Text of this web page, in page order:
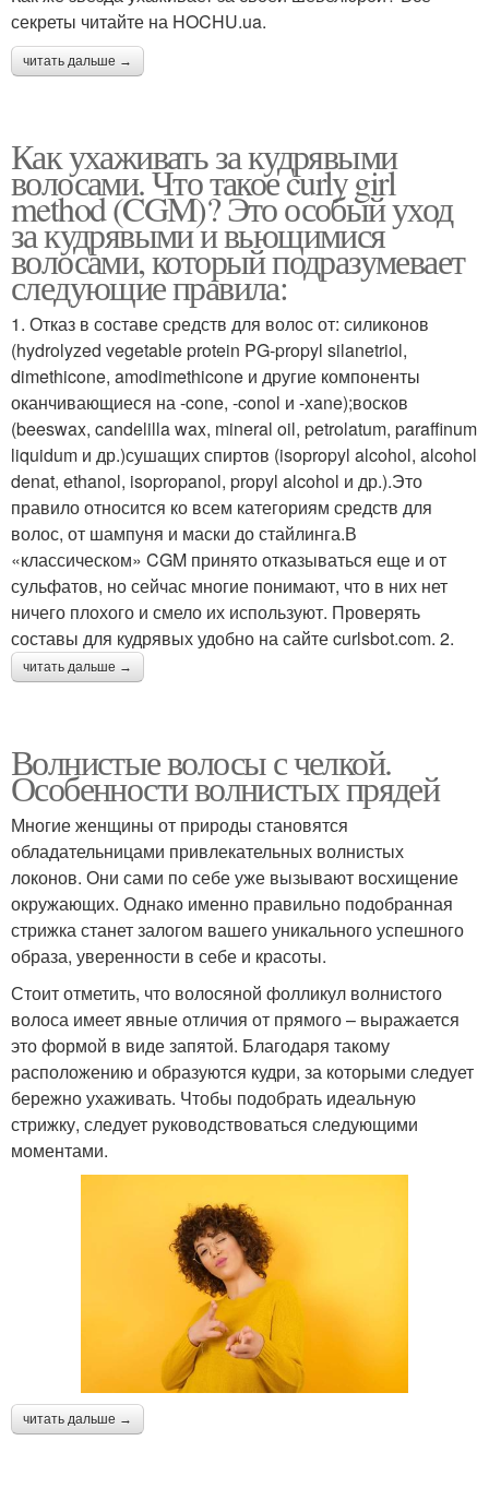
секреты читайте на HOCHU.ua.
читать дальше →
Как ухаживать за кудрявыми
волосами. Что такое curly girl
method (CGM)? Это особый уход
за кудрявыми и вьющимися
волосами, который подразумевает
следующие правила:
1. Отказ в составе средств для волос от: силиконов
(hydrolyzed vegetable protein PG-propyl silanetriol,
dimethicone, amodimethicone и другие компоненты
оканчивающиеся на -cone, -conol и -xane);восков
(beeswax, candelilla wax, mineral oil, petrolatum, paraffinum
liquidum и др.)сушащих спиртов (isopropyl alcohol, alcohol
denat, ethanol, isopropanol, propyl alcohol и др.).Это
правило относится ко всем категориям средств для
волос, от шампуня и маски до стайлинга.В
«классическом» CGM принято отказываться еще и от
сульфатов, но сейчас многие понимают, что в них нет
ничего плохого и смело их используют. Проверять
составы для кудрявых удобно на сайте curlsbot.com. 2.
читать дальше →
Волнистые волосы с челкой.
Особенности волнистых прядей
Многие женщины от природы становятся
обладательницами привлекательных волнистых
локонов. Они сами по себе уже вызывают восхищение
окружающих. Однако именно правильно подобранная
стрижка станет залогом вашего уникального успешного
образа, уверенности в себе и красоты.
Стоит отметить, что волосяной фолликул волнистого
волоса имеет явные отличия от прямого – выражается
это формой в виде запятой. Благодаря такому
расположению и образуются кудри, за которыми следует
бережно ухаживать. Чтобы подобрать идеальную
стрижку, следует руководствоваться следующими
моментами.
читать дальше →